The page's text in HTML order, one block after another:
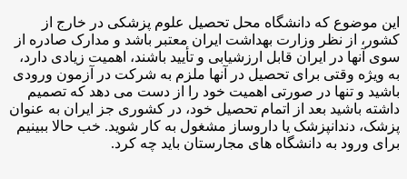
این موضوع که دانشگاه محل تحصیل علوم پزشکی در خارج از
کشور، از نظر وزارت بهداشت ایران معتبر باشد و مدارک صادره از
سوی آنها در ایران قابل ارزشیابی و تأیید باشند، اهمیت زیادی دارد،
به ویژه وقتی برای تحصیل در آنها ملزم به شرکت در آزمون ورودی
باشید و تنها در صورتی اهمیت خود را از دست می دهد که تصمیم
داشته باشید بعد از اتمام تحصیل خود، در کشوری جز ایران به عنوان
پزشک، دندانپزشک یا داروساز مشغول به کار شوید. خب حالا ببینیم
برای ورود به دانشگاه های مجارستان باید چه کرد.